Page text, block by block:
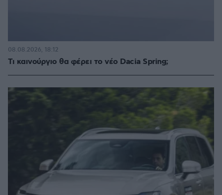
Τι καινούργιο θα φέρει το νέο Dacia Spring;
08.08.2026, 18:12